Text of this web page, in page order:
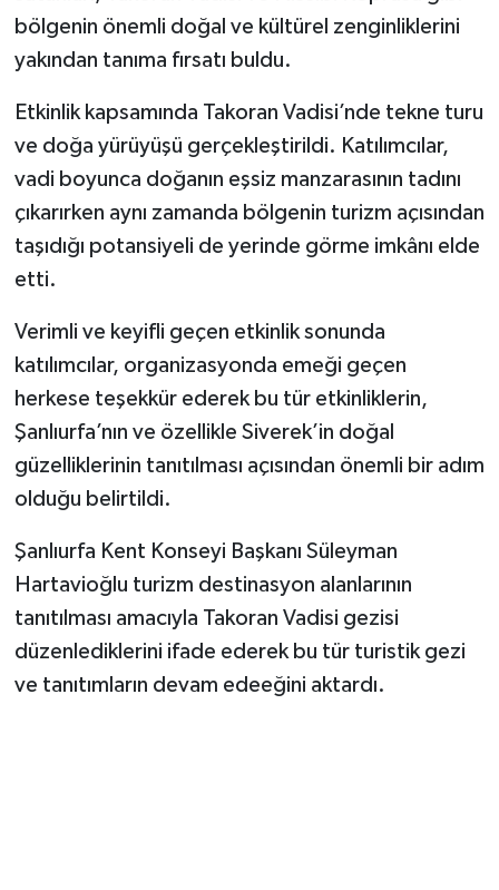
bölgenin önemli doğal ve kültürel zenginliklerini
yakından tanıma fırsatı buldu.
Etkinlik kapsamında Takoran Vadisi’nde tekne turu
ve doğa yürüyüşü gerçekleştirildi. Katılımcılar,
vadi boyunca doğanın eşsiz manzarasının tadını
çıkarırken aynı zamanda bölgenin turizm açısından
taşıdığı potansiyeli de yerinde görme imkânı elde
etti.
Verimli ve keyifli geçen etkinlik sonunda
katılımcılar, organizasyonda emeği geçen
herkese teşekkür ederek bu tür etkinliklerin,
Şanlıurfa’nın ve özellikle Siverek’in doğal
güzelliklerinin tanıtılması açısından önemli bir adım
olduğu belirtildi.
Şanlıurfa Kent Konseyi Başkanı Süleyman
Hartavioğlu turizm destinasyon alanlarının
tanıtılması amacıyla Takoran Vadisi gezisi
düzenlediklerini ifade ederek bu tür turistik gezi
ve tanıtımların devam edeeğini aktardı.